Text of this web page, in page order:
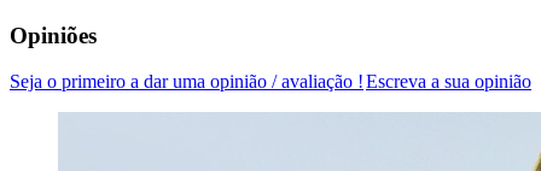
Opiniões
Escreva a sua opinião
Seja o primeiro a dar uma opinião / avaliação !